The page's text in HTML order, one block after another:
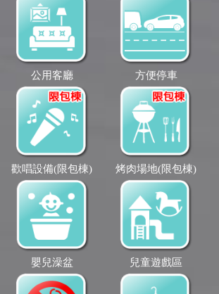
公用客廳 方便停車
歡唱設備(限包棟) 烤肉場地(限包棟)
嬰兒澡盆 兒童遊戲區